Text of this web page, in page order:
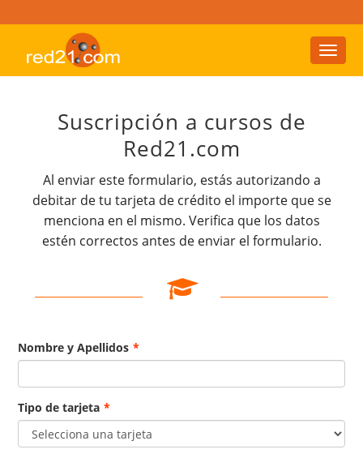
Toggle
Suscripción a cursos de
Red21.com
Al enviar este formulario, estás autorizando a
debitar de tu tarjeta de crédito el importe que se
menciona en el mismo. Verifica que los datos
estén correctos antes de enviar el formulario.
Nombre y Apellidos *
Tipo de tarjeta *